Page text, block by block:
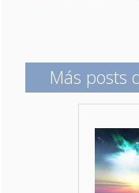
Más posts